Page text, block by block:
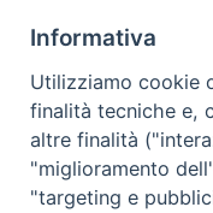
Home Il Vescovo
Informativa
Utilizziamo cookie
finalità tecniche e,
altre finalità
"miglioramento
"targeting e